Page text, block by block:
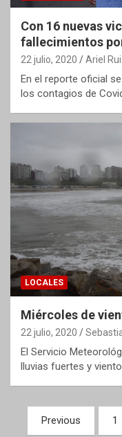
Con 16 nuevas
fallecimientos
22 julio, 2020 Ariel
En el reporte oficial
los contagios de
LOCALES
Miércoles de
22 julio, 2020
El Servicio
lluvias fuertes y
Paginación
Previous 1